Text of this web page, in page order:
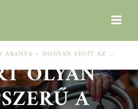
MAROKKÓ FOLYÉKONY ARANYA – HOGYAN SEGÍT AZ ARGÁNOLAJ A SZÁRAZ, MEGVISELT TINCSEKEN?
OLYAN
A